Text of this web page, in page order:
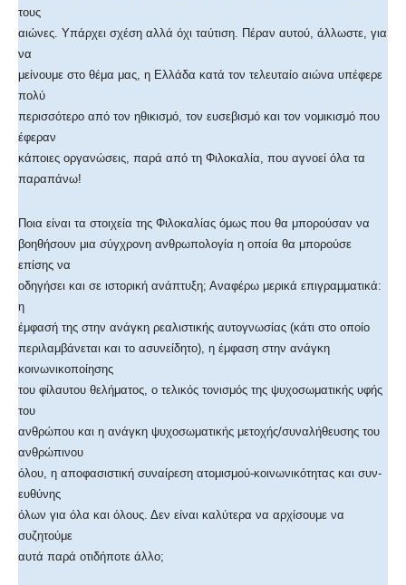
τους
αιώνες. Υπάρχει σχέση αλλά όχι ταύτιση. Πέραν αυτού, άλλωστε, για
να
μείνουμε στο θέμα μας, η Ελλάδα κατά τον τελευταίο αιώνα υπέφερε
πολύ
περισσότερο από τον ηθικισμό, τον ευσεβισμό και τον νομικισμό που
έφεραν
κάποιες οργανώσεις, παρά από τη Φιλοκαλία, που αγνοεί όλα τα
παραπάνω!
Ποια είναι τα στοιχεία της Φιλοκαλίας όμως που θα μπορούσαν να
βοηθήσουν μια σύγχρονη ανθρωπολογία η οποία θα μπορούσε
επίσης να
οδηγήσει και σε ιστορική ανάπτυξη; Αναφέρω μερικά επιγραμματικά:
η
έμφασή της στην ανάγκη ρεαλιστικής αυτογνωσίας (κάτι στο οποίο
περιλαμβάνεται και το ασυνείδητο), η έμφαση στην ανάγκη
κοινωνικοποίησης
του φίλαυτου θελήματος, ο τελικός τονισμός της ψυχοσωματικής υφής
του
ανθρώπου και η ανάγκη ψυχοσωματικής μετοχής/συναλήθευσης του
ανθρώπινου
όλου, η αποφασιστική συναίρεση ατομισμού-κοινωνικότητας και συν-
ευθύνης
όλων για όλα και όλους. Δεν είναι καλύτερα να αρχίσουμε να
συζητούμε
αυτά παρά οτιδήποτε άλλο;